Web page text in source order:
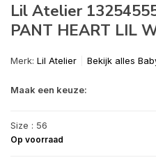
Lil Atelier
PANT HEART LIL
Merk: Lil Atelier Bekijk alles
Maak een keuze:
Size : 56
Op voorraad